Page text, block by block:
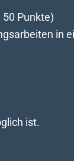
Punkte)
in
ist.